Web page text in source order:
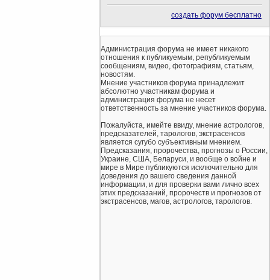
создать форум бесплатно
Администрация форума не имеет никакого
отношения к публикуемым, републикуемым
сообщениям, видео, фотографиям, статьям,
новостям.
Мнение участников форума принадлежит
абсолютно участникам форума и
администрация форума не несет
ответственность за мнение участников форума.
Пожалуйста, имейте ввиду, мнение астрологов,
предсказателей, тарологов, экстрасенсов
является сугубо субъективным мнением.
Предсказания, пророчества, прогнозы о России,
Украине, США, Беларуси, и вообще о войне и
мире в Мире публикуются исключительно для
доведения до вашего сведения данной
информации, и для проверки вами лично всех
этих предсказаний, пророчеств и прогнозов от
экстрасенсов, магов, астрологов, тарологов.